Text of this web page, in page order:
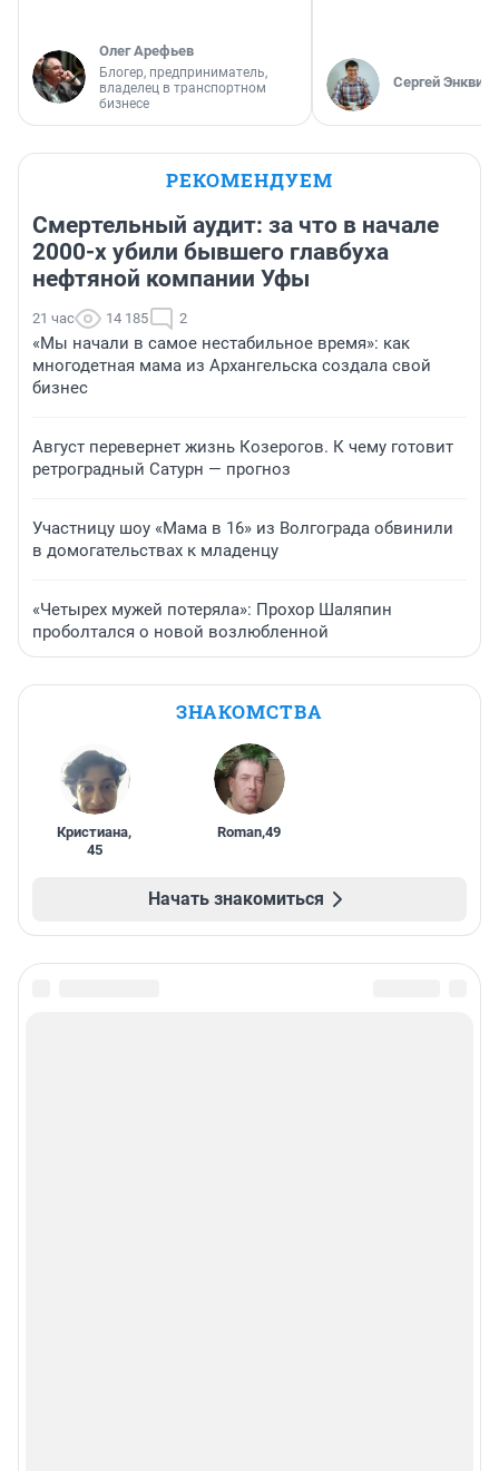
Олег Арефьев
Блогер, предприниматель,
владелец в транспортном
бизнесе
Сергей Энквист
РЕКОМЕНДУЕМ
Смертельный аудит: за что в начале
2000-х убили бывшего главбуха
нефтяной компании Уфы
21 час 14 185 2
«Мы начали в самое нестабильное время»: как
многодетная мама из Архангельска создала свой
бизнес
Август перевернет жизнь Козерогов. К чему готовит
ретроградный Сатурн — прогноз
Участницу шоу «Мама в 16» из Волгограда обвинили
в домогательствах к младенцу
«Четырех мужей потеряла»: Прохор Шаляпин
проболтался о новой возлюбленной
ЗНАКОМСТВА
Кристиана,
45
Roman,49
Начать знакомиться